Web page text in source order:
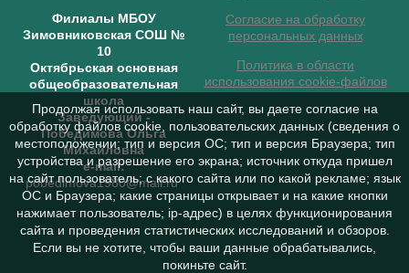
Филиалы МБОУ
Зимовниковская СОШ №
10
Октябрьская основная
общеобразовательная
школа
Заведующий-
Победимова Ольга
Михайловна
e-mail:
pobedimova1980@mail.ru
Согласие на обработку
персональных данных
Политика в области
использования cookie-файлов
Продолжая использовать наш сайт, вы даете согласие на
обработку файлов cookie, пользовательских данных (сведения о
местоположении; тип и версия ОС; тип и версия Браузера; тип
устройства и разрешение его экрана; источник откуда пришел
на сайт пользователь; с какого сайта или по какой рекламе; язык
ОС и Браузера; какие страницы открывает и на какие кнопки
нажимает пользователь; ip-адрес) в целях функционирования
сайта и проведения статистических исследований и обзоров.
Если вы не хотите, чтобы ваши данные обрабатывались,
покиньте сайт.